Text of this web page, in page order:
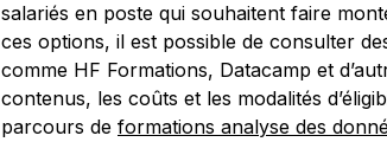
salariés en poste qui souhaitent faire
ces options, il est possible de consulter
comme HF Formations, Datacamp et
contenus, les coûts et les modalités
parcours de formations analyse des